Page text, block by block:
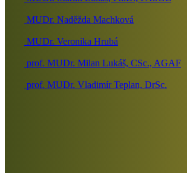
MUDr. Naděžda Machková
MUDr. Veronika Hrubá
prof. MUDr. Milan Lukáš, CSc., AGAF
prof. MUDr. Vladimír Teplan, DrSc.